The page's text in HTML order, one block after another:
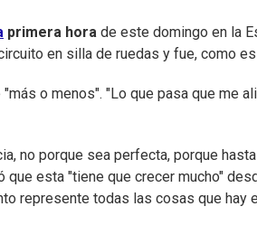
primera hora de este domingo en la
en silla de ruedas y fue, como
o menos". "Lo que pasa que me
no porque sea perfecta, porque
que esta "tiene que crecer mucho"
represente todas las cosas que hay